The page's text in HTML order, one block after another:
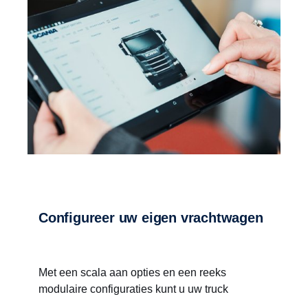
Configureer uw eigen vrachtwagen
Met een scala aan opties en een reeks
modulaire configuraties kunt u uw truck